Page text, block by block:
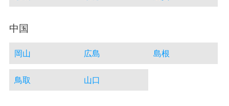
中国
岡山 広島 島根
鳥取 山口